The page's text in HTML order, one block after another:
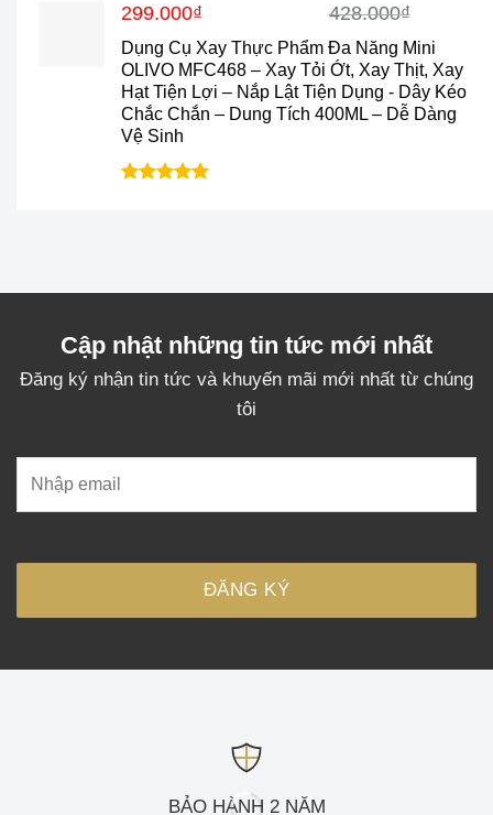
Dụng Cụ Xay Thực Phẩm Đa Năng Mini
OLIVO MFC468 – Xay Tỏi Ớt, Xay Thịt, Xay
Hạt Tiện Lợi – Nắp Lật Tiện Dụng - Dây Kéo
Chắc Chắn – Dung Tích 400ML – Dễ Dàng
Vệ Sinh
428.000₫
Giá
là:
428.000₫.
299.000₫
Giá
tại
là:
299.000₫.
Cập nhật những tin tức mới nhất
Đăng ký nhận tin tức và khuyến mãi mới nhất từ chúng
tôi
BẢO HÀNH 2 NĂM